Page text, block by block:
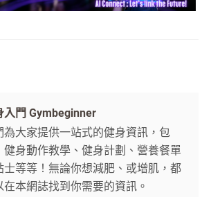
入門 Gymbeginner
為大家提供一站式的健身資訊，包
健身動作教學、健身計劃、營養餐單
士等等！無論你想減肥、或增肌，都
在本網誌找到你需要的資訊。